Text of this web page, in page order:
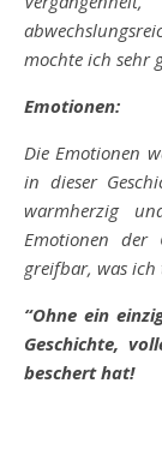
mochte ich sehr
Emotionen:
Die Emotionen
in dieser
warmherzig
Emotionen der
greifbar, was
“Ohne ein
Geschichte,
beschert hat!